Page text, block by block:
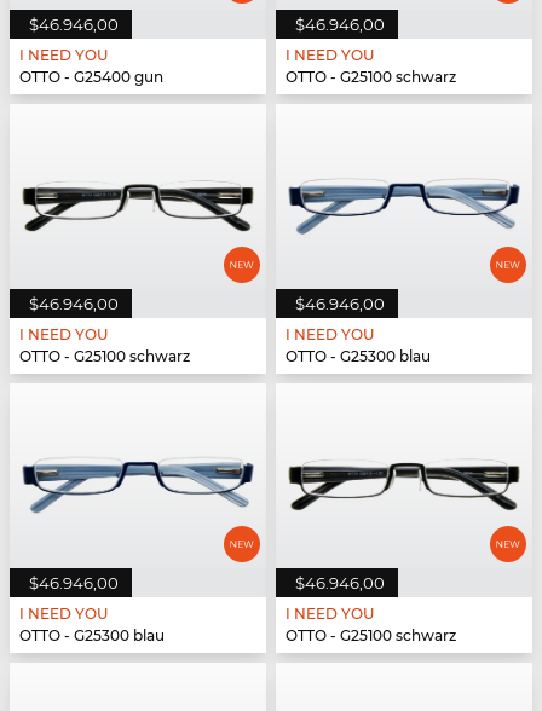
$46.946,00
I NEED YOU
OTTO - G25400 gun
$46.946,00
I NEED YOU
OTTO - G25100 schwarz
$46.946,00
I NEED YOU
OTTO - G25100 schwarz
$46.946,00
I NEED YOU
OTTO - G25300 blau
$46.946,00
I NEED YOU
OTTO - G25300 blau
$46.946,00
I NEED YOU
OTTO - G25100 schwarz